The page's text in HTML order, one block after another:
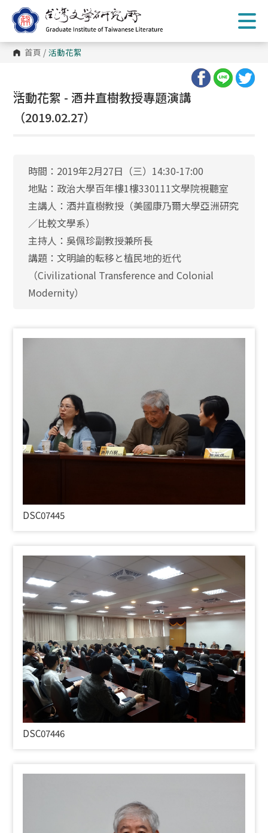
到
主
內
容 首頁 / 活動花絮
:::
活動花絮 - 酒井直樹教授專題演講
（2019.02.27）
時間：2019年2月27日（三）14:30-17:00
地點：政治大學百年樓1樓330111文學院視聽室
主講人：酒井直樹教授（美國康乃爾大學亞洲研究
／比較文學系）
主持人：吳佩珍副教授兼所長
講題：文明論的転移と植民地的近代
（Civilizational Transference and Colonial
Modernity）
DSC07445
DSC07446